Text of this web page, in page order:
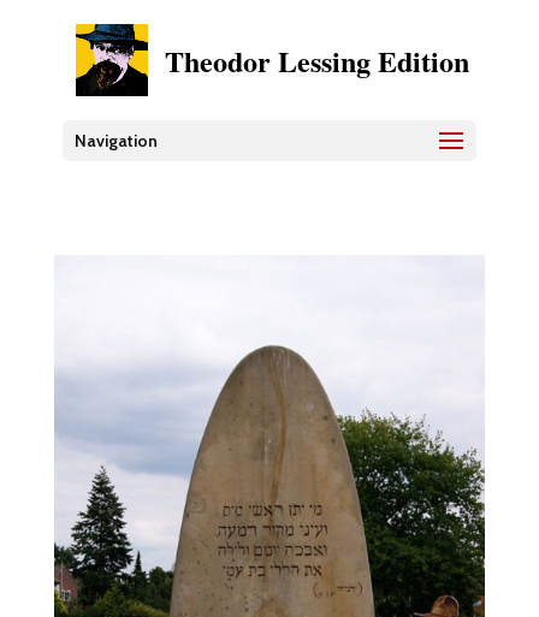
Theodor Lessing Edition
Navigation